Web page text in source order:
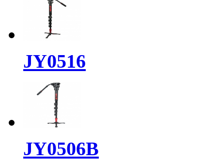
JY0516
JY0506B